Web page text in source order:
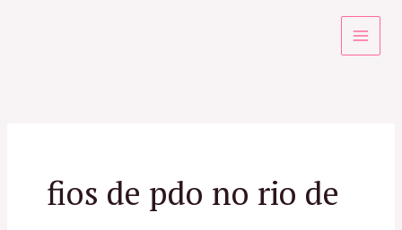
fios de pdo no rio de